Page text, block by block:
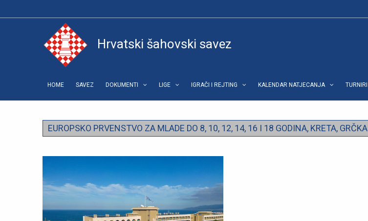
Hrvatski šahovski savez
HOME SAVEZ DOKUMENTI LIGE IGRAČI I REJTING KALENDAR NATJECANJA TURNIRI
EUROPSKO PRVENSTVO ZA MLADE DO 8, 10, 12, 14, 16 I 18 GODINA, KRETA, GRČKA